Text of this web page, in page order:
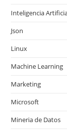
Inteligencia
Json
Linux
Machine Learning
Marketing
Microsoft
Mineria de Datos